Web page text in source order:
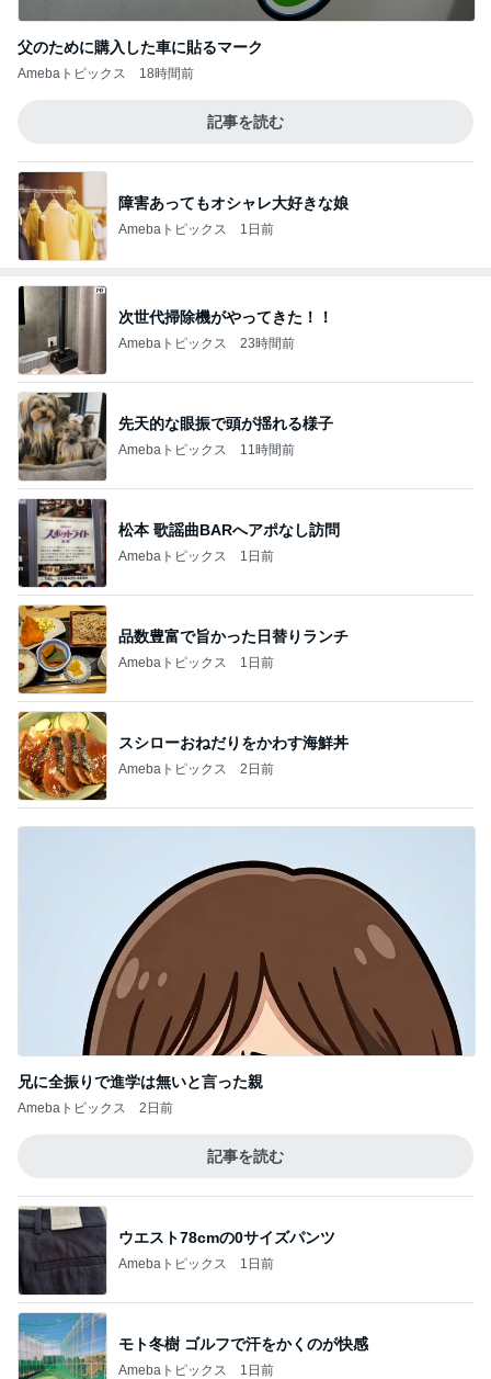
父のために購入した車に貼るマーク
Amebaトピックス 18時間前
記事を読む
障害あってもオシャレ大好きな娘
Amebaトピックス 1日前
次世代掃除機がやってきた！！
Amebaトピックス 23時間前
先天的な眼振で頭が揺れる様子
Amebaトピックス 11時間前
松本 歌謡曲BARへアポなし訪問
Amebaトピックス 1日前
品数豊富で旨かった日替りランチ
Amebaトピックス 1日前
スシローおねだりをかわす海鮮丼
Amebaトピックス 2日前
兄に全振りで進学は無いと言った親
Amebaトピックス 2日前
記事を読む
ウエスト78cmの0サイズパンツ
Amebaトピックス 1日前
モト冬樹 ゴルフで汗をかくのが快感
Amebaトピックス 1日前